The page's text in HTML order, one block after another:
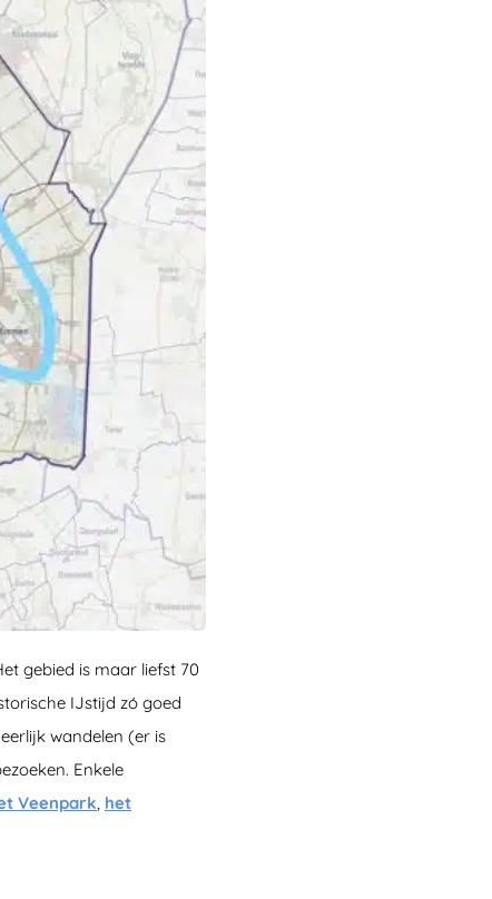
gebied is maar liefst 70
IJstijd zó goed
wandelen (er is
Enkele
Veenpark, het